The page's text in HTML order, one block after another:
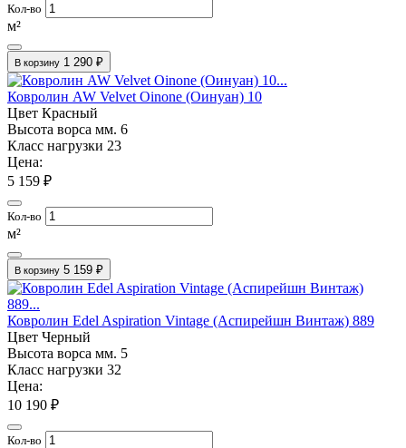
Кол-во
м²
В корзину 1 290 ₽
Ковролин AW Velvet Oinone (Оинуан) 10
Цвет Красный
Высота ворса мм. 6
Класс нагрузки 23
Цена:
5 159 ₽
Кол-во
м²
В корзину 5 159 ₽
Ковролин Edel Aspiration Vintage (Аспирейшн Винтаж) 889
Цвет Черный
Высота ворса мм. 5
Класс нагрузки 32
Цена:
10 190 ₽
Кол-во